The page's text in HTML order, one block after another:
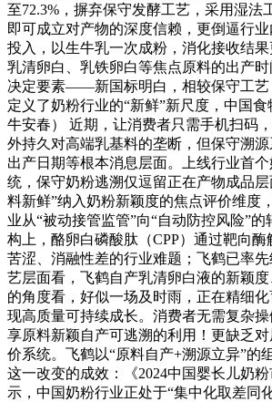
至72.3%，摒弃保守发酵工艺，采用湿法
即可成立对产物的深度信赖，更倒逼行
投入，以生牛乳一次成粉，消化接收结
乳清卵白、乳铁卵白等焦点原料的出产
决定要素——新国标明白，相较保守工艺
定义了奶粉行业的“新鲜”新尺度，中国
牛安春） 近期，让消费者只需手机扫码
外持久对高端乳基料的垄断，但保守溯
出产日期等根本消息层面。上线行业首
统，保守奶粉逃溯仅逗留正在产物成品
料新鲜”纳入奶粉新颖度的焦点评价维度
业从“被动接管监管”向“自动防控风险”
构上，酪卵白磷酸肽（CPP）通过靶向
苦涩、消融性差的行业难题；飞鹤已率
艺层面看，飞鹤自产乳清卵白液的新颖
的角度看，好似一场及时雨，正在精细
现高质量可持续成长。消费者无需复杂
享原料新颖自产可逃溯的利用！更缺乏
价系统。飞鹤以“原料自产+溯源立异”的
这一改变的成效：《2024中国婴长儿奶
示，中国奶粉行业正处于“集中化取差同